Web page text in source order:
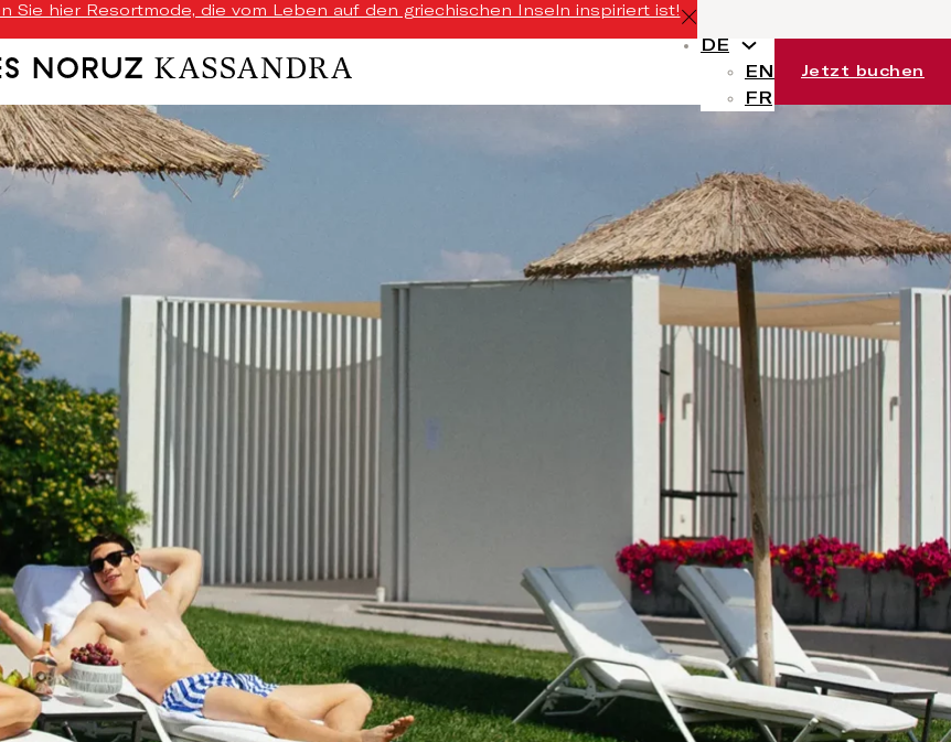
Sie hier Resortmode, die vom Leben auf den griechischen Inseln inspiriert ist!
DE
EN
FR
Jetzt buchen